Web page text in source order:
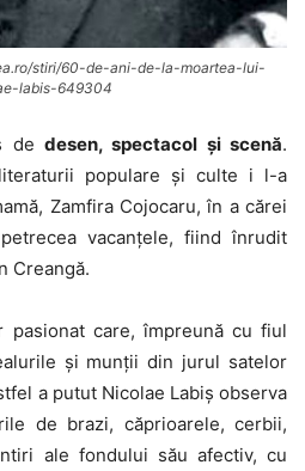
stiri/60-de-ani-de-la-moartea-lui-
labis-649304
de desen, spectacol și scenă.
populare și culte i l-a
Zamfira Cojocaru, în a cărei
vacanțele, fiind înrudit
Creangă.
pasionat care, împreună cu fiul
și munții din jurul satelor
a putut Nicolae Labiș observa
de brazi, căprioarele, cerbii,
ale fondului său afectiv, cu